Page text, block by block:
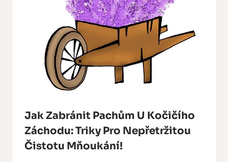
Jak Zabránit Pachům U Kočičího
Záchodu: Triky Pro Nepřetržitou
Čistotu Mňoukání!